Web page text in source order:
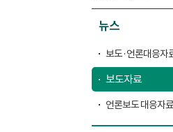
뉴스
보도·언론대응자
보도자료
언론보도 대응자료